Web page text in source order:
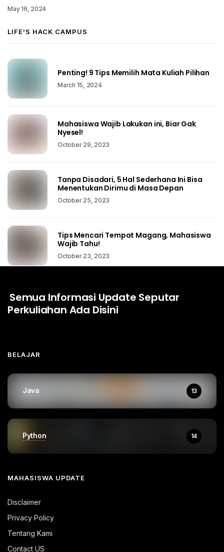
May 16, 2024
LIFE'S HACK CAMPUS
Penting! 9 Tips Memilih Mata Kuliah Pilihan
March 15, 2024
Mahasiswa Wajib Lakukan ini, Biar Gak
Nyesel!
October 29, 2023
Tanpa Disadari, 5 Hal Sederhana Ini Bisa
Menentukan Dirimu di Masa Depan
October 25, 2023
Tips Mencari Tempat Magang, Mahasiswa
Wajib Tahu!
October 23, 2023
Semua Informasi Update Seputar
Perkuliahan Ada Disini
BELAJAR
Java 13
Python 14
MAHASISWA UPDATE
Disclaimer
Privacy Policy
Tentang Kami
Contact US